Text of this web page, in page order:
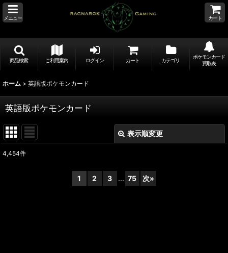
メニュー カート
商品検索 ご利用案内 ログイン カート カテゴリ
ポケモンカード
買取表
ホーム > 英語版ポケモンカード
英語版ポケモンカード
表示順変更
4,454件
1 2 3 ... 75 次»